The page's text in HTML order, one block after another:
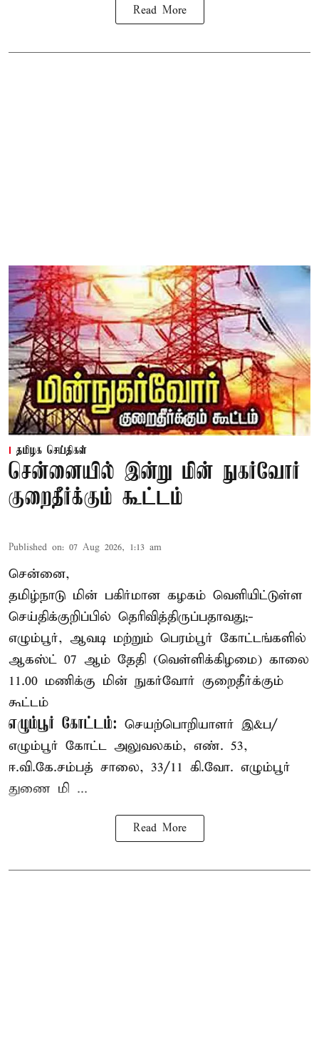
Read More
தமிழக செய்திகள்
சென்னையில் இன்று மின் நுகர்வோர்
குறைதீர்க்கும் கூட்டம்
Published on: 07 Aug 2026, 1:13 am
சென்னை,
தமிழ்நாடு மின் பகிர்மான கழகம் வெளியிட்டுள்ள
செய்திக்குறிப்பில் தெரிவித்திருப்பதாவது;-
எழும்பூர், ஆவடி மற்றும் பெரம்பூர் கோட்டங்களில்
ஆகஸ்ட் 07 ஆம் தேதி (வெள்ளிக்கிழமை) காலை
11.00 மணிக்கு மின் நுகர்வோர் குறைதீர்க்கும்
கூட்டம்
எழும்பூர் கோட்டம்: செயற்பொறியாளர் இ&ப/
எழும்பூர் கோட்ட அலுவலகம், எண். 53,
ஈ.வி.கே.சம்பத் சாலை, 33/11 கி.வோ. எழும்பூர்
துணை மி ...
Read More